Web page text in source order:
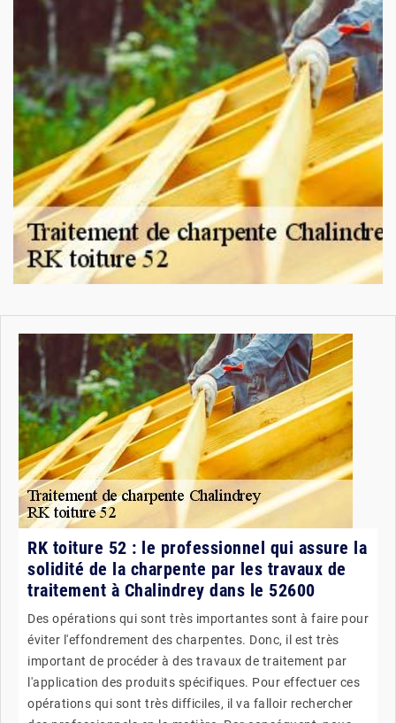
RK toiture 52 : le professionnel qui assure la
solidité de la charpente par les travaux de
traitement à Chalindrey dans le 52600
Des opérations qui sont très importantes sont à faire pour
éviter l'effondrement des charpentes. Donc, il est très
important de procéder à des travaux de traitement par
l'application des produits spécifiques. Pour effectuer ces
opérations qui sont très difficiles, il va falloir rechercher